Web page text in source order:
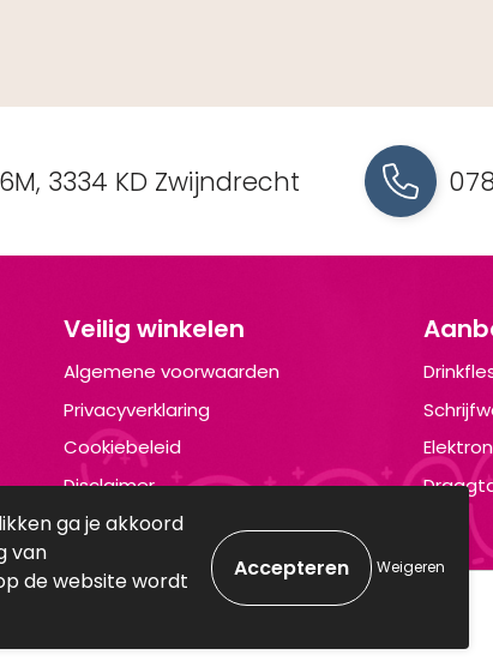
3334 KD Zwijndrecht
Veilig winkelen
Algemene voorwaarden
Privacyverklaring
Cookiebeleid
Disclaimer
2025
ga je akkoord
van
de website wordt
Weigeren